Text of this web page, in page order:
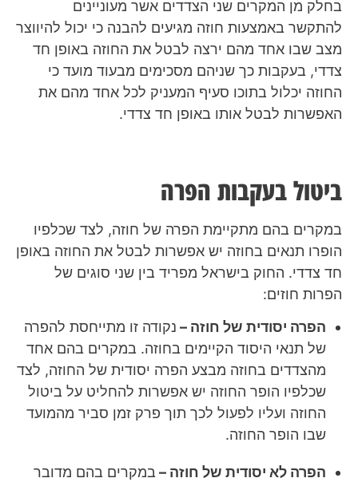
בחלק מן המקרים שני הצדדים אשר מעוניינים
להתקשר באמצעות חוזה מגיעים להבנה כי יכול להיווצר
מצב שבו אחד מהם ירצה לבטל את החוזה באופן חד
צדדי, בעקבות כך שניהם מסכימים מבעוד מועד כי
החוזה יכלול בתוכו סעיף המעניק לכל אחד מהם את
האפשרות לבטל אותו באופן חד צדדי.
ביטול בעקבות הפרה
במקרים בהם מתקיימת הפרה של חוזה, לצד שכלפיו
הופרו תנאים בחוזה יש אפשרות לבטל את החוזה באופן
חד צדדי. החוק בישראל מפריד בין שני סוגים של
הפרות חוזים:
הפרה יסודית של חוזה – נקודה זו מתייחסת להפרה
של תנאי היסוד הקיימים בחוזה. במקרים בהם אחד
מהצדדים בחוזה מבצע הפרה יסודית של החוזה, לצד
שכלפיו הופר החוזה יש אפשרות להחליט על ביטול
החוזה ועליו לפעול לכך תוך פרק זמן סביר מהמועד
שבו הופר החוזה.
הפרה לא יסודית של חוזה – במקרים בהם מדובר